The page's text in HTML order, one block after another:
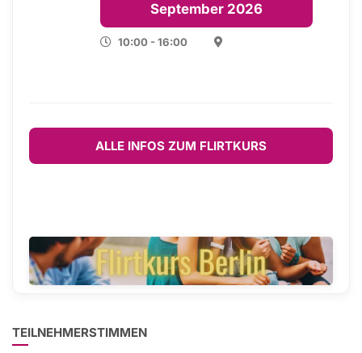
September 2026
10:00 - 16:00
ALLE INFOS ZUM FLIRTKURS
TEILNEHMERSTIMMEN